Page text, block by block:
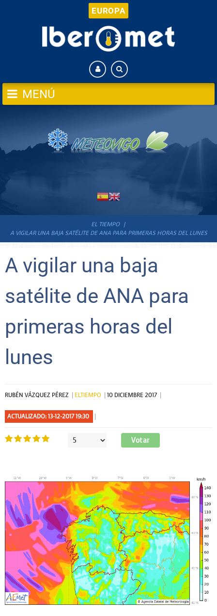
EUROPA
EL TIEMPO
A VIGILAR UNA BAJA SATÉLITE DE ANA PARA PRIMERAS HORAS DEL LUNES
A vigilar una baja
satélite de ANA para
primeras horas del
lunes
RUBÉN VÁZQUEZ PÉREZ ELTIEMPO 10 DICIEMBRE 2017
ACTUALIZADO: 13-12-2017 19:30
Ratio:5/5
Por